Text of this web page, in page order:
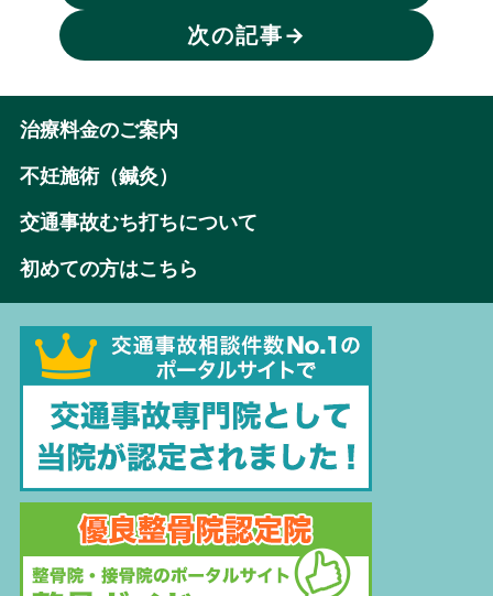
次の記事→
治療料金のご案内
不妊施術（鍼灸）
交通事故むち打ちについて
初めての方はこちら